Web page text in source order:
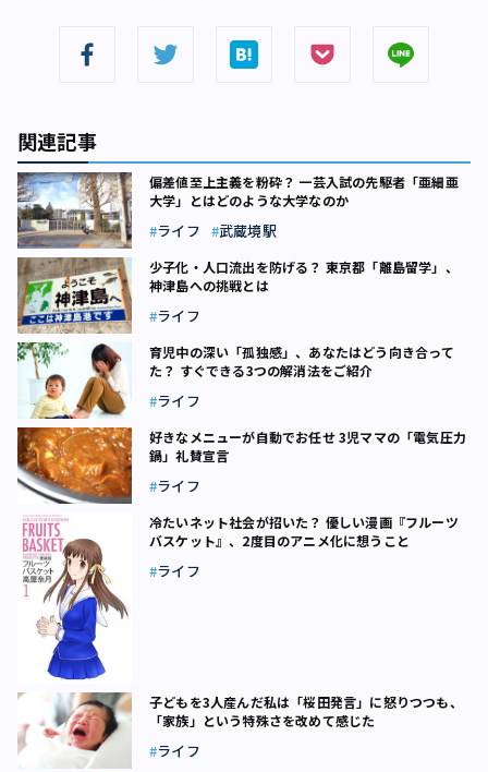
関連記事
偏差値至上主義を粉砕？ 一芸入試の先駆者「亜細亜
大学」とはどのような大学なのか
ライフ 武蔵境駅
少子化・人口流出を防げる？ 東京都「離島留学」、
神津島への挑戦とは
ライフ
育児中の深い「孤独感」、あなたはどう向き合って
た？ すぐできる3つの解消法をご紹介
ライフ
好きなメニューが自動でお任せ 3児ママの「電気圧力
鍋」礼賛宣言
ライフ
冷たいネット社会が招いた？ 優しい漫画『フルーツ
バスケット』、2度目のアニメ化に想うこと
ライフ
子どもを3人産んだ私は「桜田発言」に怒りつつも、
「家族」という特殊さを改めて感じた
ライフ